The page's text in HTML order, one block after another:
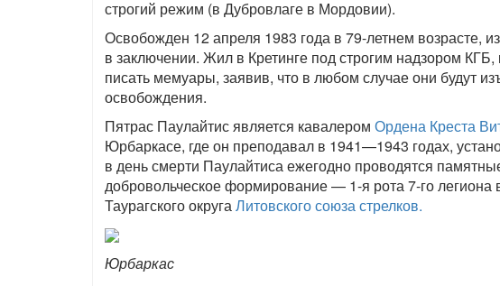
строгий режим (в Дубровлаге в Мордовии).
Освобожден 12 апреля 1983 года в 79-летнем возрасте,
в заключении. Жил в Кретинге под строгим надзором КГБ,
писать мемуары, заявив, что в любом случае они будут
освобождения.
Пятрас Паулайтис является кавалером Ордена Креста
Юрбаркасе, где он преподавал в 1941—1943 годах,
в день смерти Паулайтиса ежегодно проводятся
добровольческое формирование — 1-я рота 7-го легиона
Таурагского округаЛитовского союза стрелков.
Юрбаркас